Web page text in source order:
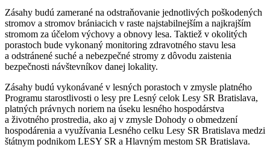
Zásahy budú zamerané na odstraňovanie jednotlivých poškodených
stromov a stromov brániacich v raste najstabilnejším a najkrajším
stromom za účelom výchovy a obnovy lesa. Taktiež v okolitých
porastoch bude vykonaný monitoring zdravotného stavu lesa
a odstránené suché a nebezpečné stromy z dôvodu zaistenia
bezpečnosti návštevníkov danej lokality.
Zásahy budú vykonávané v lesných porastoch v zmysle platného
Programu starostlivosti o lesy pre Lesný celok Lesy SR Bratislava,
platných právnych noriem na úseku lesného hospodárstva
a životného prostredia, ako aj v zmysle Dohody o obmedzení
hospodárenia a využívania Lesného celku Lesy SR Bratislava medzi
štátnym podnikom LESY SR a Hlavným mestom SR Bratislava.